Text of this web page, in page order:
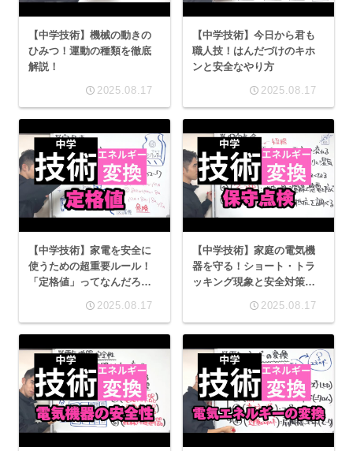
【中学技術】機械の動きの
ひみつ！運動の種類を徹底
解説！
2025.08.17
【中学技術】今日から君も
職人技！はんだづけのキホ
ンと安全なやり方
2025.08.17
【中学技術】家電を安全に
使うための超重要ルール！
「定格値」ってなんだろ
2025.08.17
【中学技術】家庭の電気機
器を守る！ショート・トラ
ッキング現象と安全対策を
2025.08.17